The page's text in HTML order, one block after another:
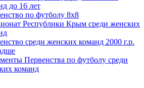
до 16 лет
по футболу 8х8
Республики Крым среди женских
среди женских команд 2000 г.р.
Первенства по футболу среди
команд